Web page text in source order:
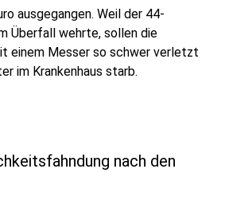
ausgegangen. Weil der 44-
Überfall wehrte, sollen die
einem Messer so schwer verletzt
im Krankenhaus starb.
nach den